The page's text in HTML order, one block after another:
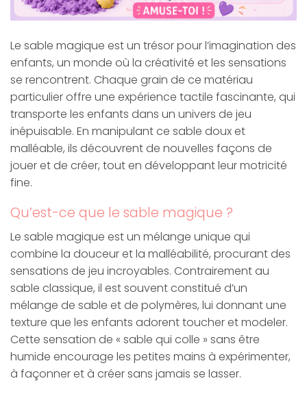
Le sable magique est un trésor pour l’imagination des
enfants, un monde où la créativité et les sensations
se rencontrent. Chaque grain de ce matériau
particulier offre une expérience tactile fascinante, qui
transporte les enfants dans un univers de jeu
inépuisable. En manipulant ce sable doux et
malléable, ils découvrent de nouvelles façons de
jouer et de créer, tout en développant leur motricité
fine.
Qu’est-ce que le sable magique ?
Le sable magique est un mélange unique qui
combine la douceur et la malléabilité, procurant des
sensations de jeu incroyables. Contrairement au
sable classique, il est souvent constitué d’un
mélange de sable et de polymères, lui donnant une
texture que les enfants adorent toucher et modeler.
Cette sensation de « sable qui colle » sans être
humide encourage les petites mains à expérimenter,
à façonner et à créer sans jamais se lasser.